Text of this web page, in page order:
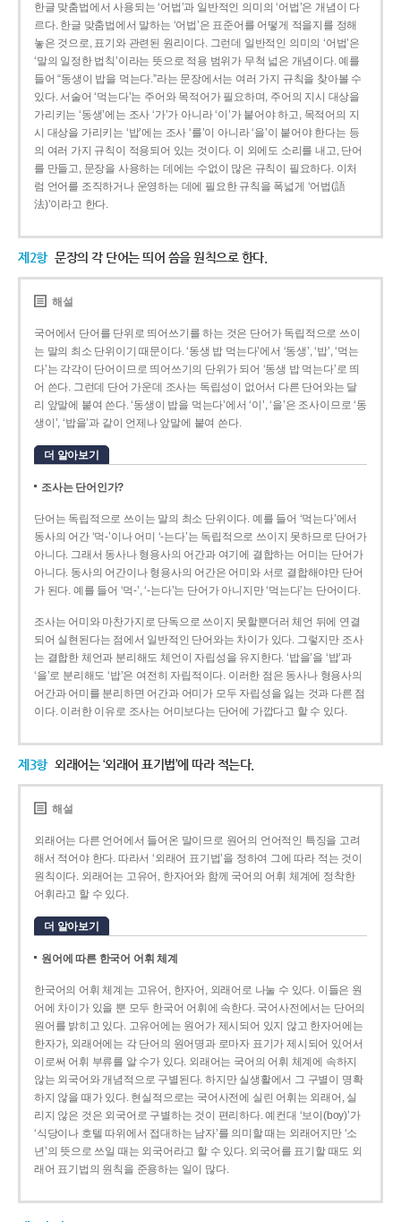
한글 맞춤법에서 사용되는 ‘어법’과 일반적인 의미의 ‘어법’은 개념이 다
르다. 한글 맞춤법에서 말하는 ‘어법’은 표준어를 어떻게 적을지를 정해
놓은 것으로, 표기와 관련된 원리이다. 그런데 일반적인 의미의 ‘어법’은
‘말의 일정한 법칙’이라는 뜻으로 적용 범위가 무척 넓은 개념이다. 예를
들어 “동생이 밥을 먹는다.”라는 문장에서는 여러 가지 규칙을 찾아볼 수
있다. 서술어 ‘먹는다’는 주어와 목적어가 필요하며, 주어의 지시 대상을
가리키는 ‘동생’에는 조사 ‘가’가 아니라 ‘이’가 붙어야 하고, 목적어의 지
시 대상을 가리키는 ‘밥’에는 조사 ‘를’이 아니라 ‘을’이 붙어야 한다는 등
의 여러 가지 규칙이 적용되어 있는 것이다. 이 외에도 소리를 내고, 단어
를 만들고, 문장을 사용하는 데에는 수없이 많은 규칙이 필요하다. 이처
럼 언어를 조직하거나 운영하는 데에 필요한 규칙을 폭넓게 ‘어법(語
法)’이라고 한다.
제2항 문장의 각 단어는 띄어 씀을 원칙으로 한다.
해설
국어에서 단어를 단위로 띄어쓰기를 하는 것은 단어가 독립적으로 쓰이
는 말의 최소 단위이기 때문이다. ‘동생 밥 먹는다’에서 ‘동생’, ‘밥’, ‘먹는
다’는 각각이 단어이므로 띄어쓰기의 단위가 되어 ‘동생 밥 먹는다’로 띄
어 쓴다. 그런데 단어 가운데 조사는 독립성이 없어서 다른 단어와는 달
리 앞말에 붙여 쓴다. ‘동생이 밥을 먹는다’에서 ‘이’, ‘을’은 조사이므로 ‘동
생이’, ‘밥을’과 같이 언제나 앞말에 붙여 쓴다.
더 알아보기
조사는 단어인가?
단어는 독립적으로 쓰이는 말의 최소 단위이다. 예를 들어 ‘먹는다’에서
동사의 어간 ‘먹-­’이나 어미 ‘­-는다’는 독립적으로 쓰이지 못하므로 단어가
아니다. 그래서 동사나 형용사의 어간과 여기에 결합하는 어미는 단어가
아니다. 동사의 어간이나 형용사의 어간은 어미와 서로 결합해야만 단어
가 된다. 예를 들어 ‘먹-’, ‘-는다’는 단어가 아니지만 ‘먹는다’는 단어이다.
조사는 어미와 마찬가지로 단독으로 쓰이지 못할뿐더러 체언 뒤에 연결
되어 실현된다는 점에서 일반적인 단어와는 차이가 있다. 그렇지만 조사
는 결합한 체언과 분리해도 체언이 자립성을 유지한다. ‘밥을’을 ‘밥’과
‘을’로 분리해도 ‘밥’은 여전히 자립적이다. 이러한 점은 동사나 형용사의
어간과 어미를 분리하면 어간과 어미가 모두 자립성을 잃는 것과 다른 점
이다. 이러한 이유로 조사는 어미보다는 단어에 가깝다고 할 수 있다.
제3항 외래어는 ‘외래어 표기법’에 따라 적는다.
해설
외래어는 다른 언어에서 들어온 말이므로 원어의 언어적인 특징을 고려
해서 적어야 한다. 따라서 ‘외래어 표기법’을 정하여 그에 따라 적는 것이
원칙이다. 외래어는 고유어, 한자어와 함께 국어의 어휘 체계에 정착한
어휘라고 할 수 있다.
더 알아보기
원어에 따른 한국어 어휘 체계
한국어의 어휘 체계는 고유어, 한자어, 외래어로 나눌 수 있다. 이들은 원
어에 차이가 있을 뿐 모두 한국어 어휘에 속한다. 국어사전에서는 단어의
원어를 밝히고 있다. 고유어에는 원어가 제시되어 있지 않고 한자어에는
한자가, 외래어에는 각 단어의 원어명과 로마자 표기가 제시되어 있어서
이로써 어휘 부류를 알 수가 있다. 외래어는 국어의 어휘 체계에 속하지
않는 외국어와 개념적으로 구별된다. 하지만 실생활에서 그 구별이 명확
하지 않을 때가 있다. 현실적으로는 국어사전에 실린 어휘는 외래어, 실
리지 않은 것은 외국어로 구별하는 것이 편리하다. 예컨대 ‘보이(boy)’가
‘식당이나 호텔 따위에서 접대하는 남자’를 의미할 때는 외래어지만 ‘소
년’의 뜻으로 쓰일 때는 외국어라고 할 수 있다. 외국어를 표기할 때도 외
래어 표기법의 원칙을 준용하는 일이 많다.